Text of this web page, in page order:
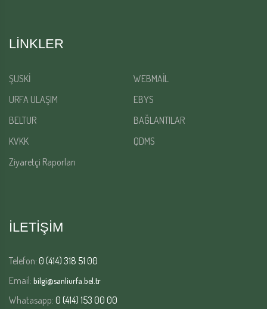
LINKLER
ŞUSKİ
WEBMAİL
URFA ULAŞIM
EBYS
BELTUR
BAĞLANTILAR
KVKK
QDMS
Ziyaretçi Raporları
İLETİŞİM
Telefon: 0 (414) 318 51 00
Email: bilgi@sanliurfa.bel.tr
Whatasapp: 0 (414) 153 00 00